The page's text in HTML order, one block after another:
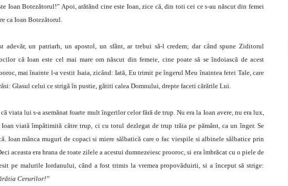
Ioan Botezătorul!” Apoi, arătând cine este Ioan, zice că, din toti cei ce s-au născut din femei
ca Ioan Botezătorul.
adevăr, un patriarh, un apostol, un sfânt, ar trebui să-l credem; dar când spune Ziditorul
că Ioan este cel mai mare om născut din femeie, cine poate să se îndoiască de acest
mai înainte l-a vestit Isaia, zicând: Iată, Eu trimit pe îngerul Meu înaintea fetei Tale, care
Glasul celui ce strigă în pustie, gătiti calea Domnului, drepte faceti cărările Lui.
viata lui s-a asemănat foarte mult îngerilor celor fără de trup. Nu era la Ioan avere, nu era lux,
viată împătimită către trup, ci cu totul dezlegat de trup trăia pe pământ, ca un înger. Se
Ioan mânca muguri de copaci si miere sălbatică care o fac viespile si albinele sălbatice prin
aceasta era hrana de toate zilele a acestui dumnezeiesc prooroc, si era îmbrăcat cu o piele de
pe malurile Iordanului, când a fost trimis la vremea propovăduirii, si a început să strige:
Cerurilor!”